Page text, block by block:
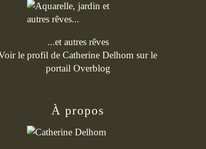
...et autres rêves
le profil de Catherine Delhom sur le
portail Overblog
À propos